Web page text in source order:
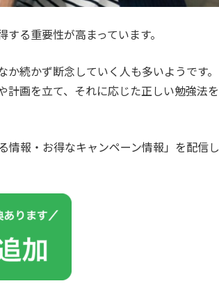
る重要性が高まっています。
続かず断念していく人も多いようです。
画を立て、それに応じた正しい勉強法を
情報・お得なキャンペーン情報」を配信し